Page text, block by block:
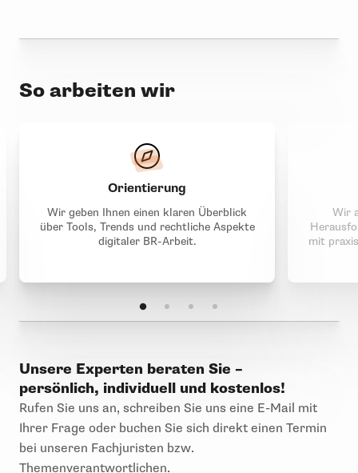
So arbeiten wir
Orientierung
Wir geben Ihnen einen klaren Überblick
über Tools, Trends und rechtliche Aspekte
digitaler BR-Arbeit.
Wir
mit
Unsere Experten beraten Sie –
persönlich, individuell und kostenlos!
Rufen Sie uns an, schreiben Sie uns eine E-Mail mit
Ihrer Frage oder buchen Sie sich direkt einen Termin
bei unseren Fachjuristen bzw.
Themenverantwortlichen.